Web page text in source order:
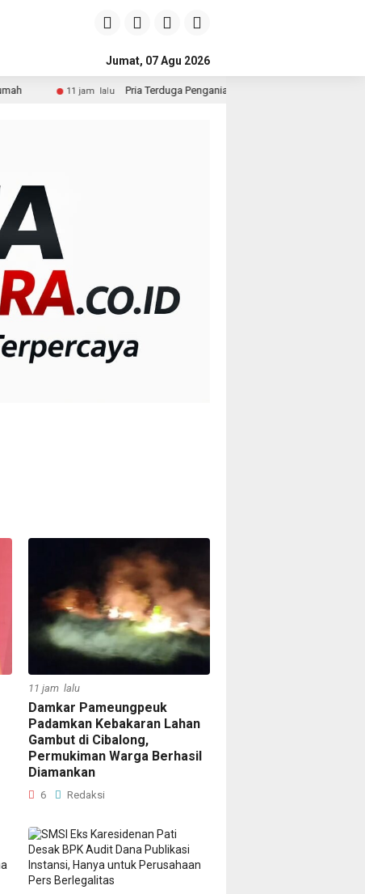
Jumat, 07 Agu 2026
11 jam lalu Pria Terduga Penganiayaan terhadap Seorang Wanita di
11 jam lalu
Damkar Pameungpeuk
Padamkan Kebakaran Lahan
Gambut di Cibalong,
Permukiman Warga Berhasil
Diamankan
6 Redaksi